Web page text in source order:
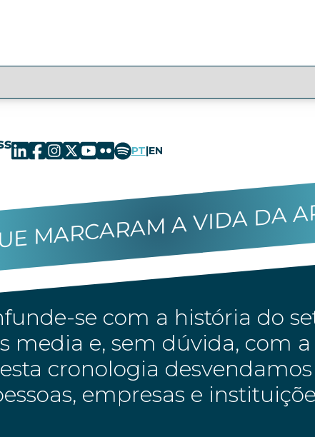
PT|EN
MARCARAM A VIDA DA
se com a história do
media e, sem dúvida, com
cronologia
empresas e